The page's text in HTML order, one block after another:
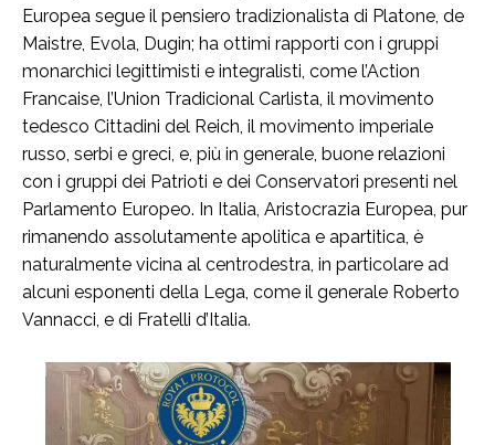
Europea segue il pensiero tradizionalista di Platone, de
Maistre, Evola, Dugin; ha ottimi rapporti con i gruppi
monarchici legittimisti e integralisti, come l’Action
Francaise, l’Union Tradicional Carlista, il movimento
tedesco Cittadini del Reich, il movimento imperiale
russo, serbi e greci, e, più in generale, buone relazioni
con i gruppi dei Patrioti e dei Conservatori presenti nel
Parlamento Europeo. In Italia, Aristocrazia Europea, pur
rimanendo assolutamente apolitica e apartitica, è
naturalmente vicina al centrodestra, in particolare ad
alcuni esponenti della Lega, come il generale Roberto
Vannacci, e di Fratelli d’Italia.